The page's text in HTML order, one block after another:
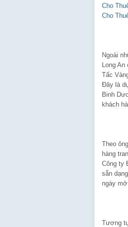
Cho
Cho
Ngoài
Long
Tấc
Đây là
Binh
khách
Theo
hàng
Công ty
sẵn
ngày
Tương